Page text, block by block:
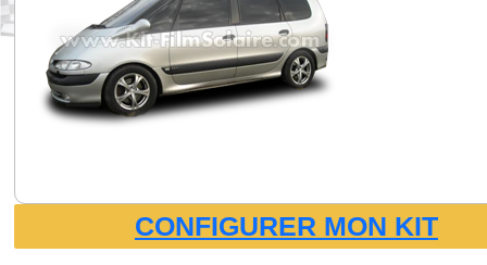
CONFIGURER MON KIT